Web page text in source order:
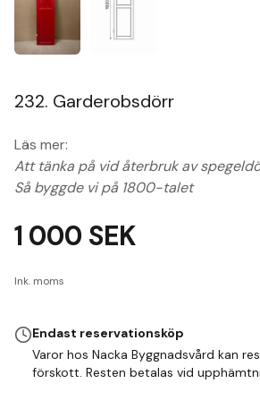
232. Garderobsdörr
Läs mer:
Att tänka på vid återbruk av
Så byggde vi på 1800-talet
1 000 SEK
Ink. moms
Endast reservationsköp
Varor hos Nacka Byggnadsvård kan
förskott. Resten betalas vid